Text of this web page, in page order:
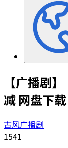
【广播剧
减 网盘下载
古风广播剧
1541